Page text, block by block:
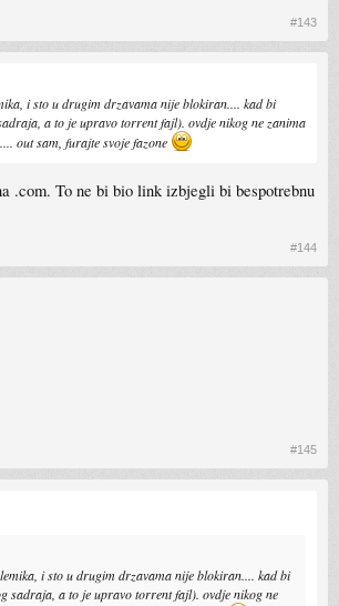
#143
i sto u drugim drzavama nije blokiran.... kad bi
a to je upravo torrent fajl). ovdje nikog ne zanima
out sam, furajte svoje fazone
.com. To ne bi bio link izbjegli bi bespotrebnu
#144
#145
i sto u drugim drzavama nije blokiran.... kad bi
sadraja, a to je upravo torrent fajl). ovdje nikog ne